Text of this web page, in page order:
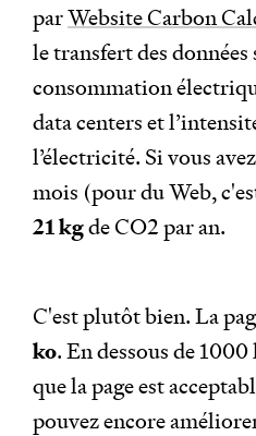
parWebsite Carbon
le transfert des données
consommation
data centers et
l’électricité. Si vous
mois (pour du Web,
21 kgde CO2par an.
C'est plutôt bien. La
ko. En dessous de
que la page est
pouvez encore